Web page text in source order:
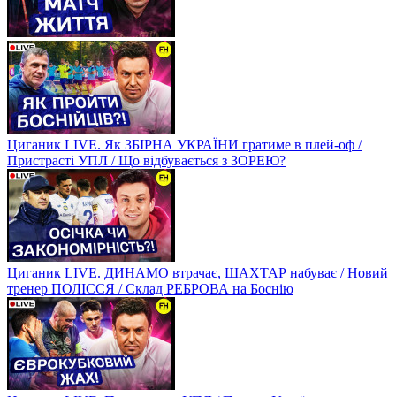
Циганик LIVE. Як ЗБІРНА УКРАЇНИ гратиме в плей-оф /
Пристрасті УПЛ / Що відбувається з ЗОРЕЮ?
Циганик LIVE. ДИНАМО втрачає, ШАХТАР набуває / Новий
тренер ПОЛІССЯ / Склад РЕБРОВА на Боснію